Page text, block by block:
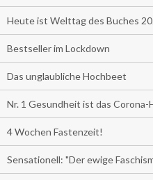
Heute ist Welttag des Buches
Bestseller im Lockdown
Das unglaubliche Hochbeet
Nr. 1 Gesundheit ist das Corona-
4 Wochen Fastenzeit!
Sensationell: "Der ewige